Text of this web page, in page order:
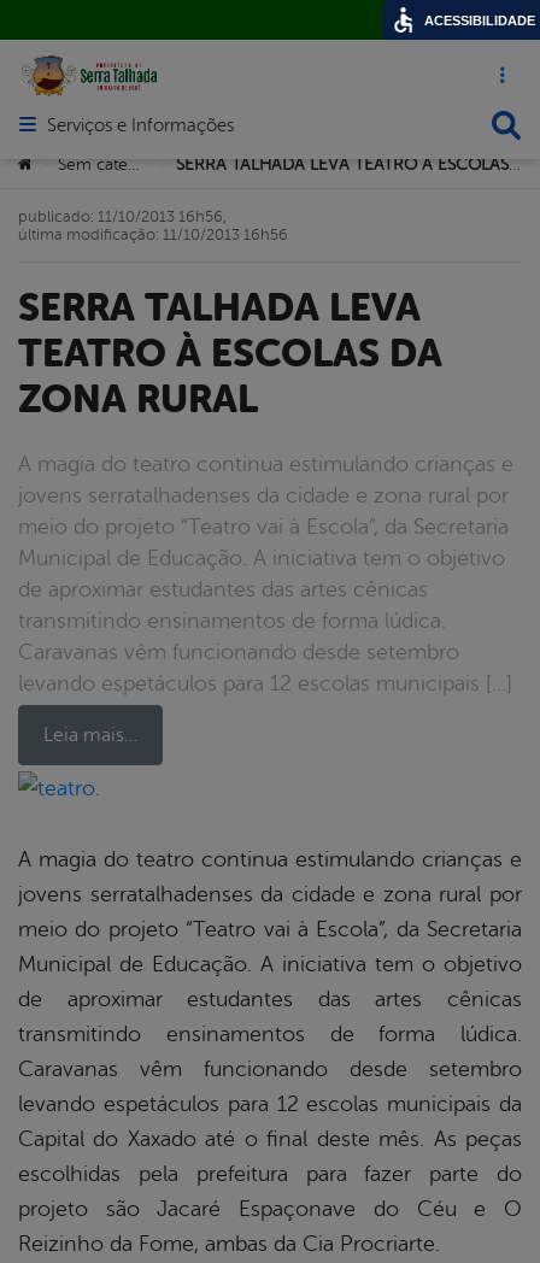
Acesso
Abrir menu principal de navegação
Serviços e Informações
Você está aqui:
> > SERRA TALHADA LEVA TEATRO À ESCOLAS DA ZONA RURAL
SERRA TALHADA LEVA
TEATRO À ESCOLAS DA
ZONA RURAL
A magia do teatro continua estimulando crianças e
jovens serratalhadenses da cidade e zona rural por
meio do projeto “Teatro vai à Escola”, da Secretaria
Municipal de Educação. A iniciativa tem o objetivo
de aproximar estudantes das artes cênicas
transmitindo ensinamentos de forma lúdica.
Caravanas vêm funcionando desde setembro
levando espetáculos para 12 escolas municipais […]
Leia mais…
publicado: 11/10/2013 16h56,
última modificação: 11/10/2013 16h56
A magia do teatro continua estimulando crianças e
jovens serratalhadenses da cidade e zona rural por
meio do projeto “Teatro vai à Escola”, da Secretaria
Municipal de Educação. A iniciativa tem o objetivo
de aproximar estudantes das artes cênicas
transmitindo ensinamentos de forma lúdica.
Caravanas vêm funcionando desde setembro
levando espetáculos para 12 escolas municipais da
Capital do Xaxado até o final deste mês. As peças
escolhidas pela prefeitura para fazer parte do
projeto são Jacaré Espaçonave do Céu e O
Reizinho da Fome, ambas da Cia Procriarte.
ACESSIBILIDADE